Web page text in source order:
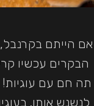
אם הייתם
הבקרים עכשיו
תה חם עם עוגיות!
לנשנש אותן.